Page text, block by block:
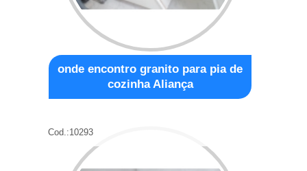
onde encontro granito para pia de
cozinha Aliança
Cod.:10293